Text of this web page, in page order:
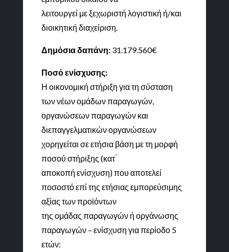
λειτουργεί με ξεχωριστή λογιστική ή/και
διοικητική διαχείριση.
Δημόσια δαπάνη:31.179.560€
Ποσό ενίσχυσης:
Η οικονομική στήριξη για τη σύσταση
των νέων ομάδων παραγωγών,
οργανώσεων παραγωγών και
διεπαγγελματικών οργανώσεων
χορηγείται σε ετήσια βάση με τη μορφή
ποσού στήριξης (κατ ́
αποκοπή ενίσχυση) που αποτελεί
ποσοστό επί της ετήσιας εμπορεύσιμης
αξίας των προϊόντων
της ομάδας παραγωγών ή οργάνωσης
παραγωγών – ενίσχυση για περίοδο 5
ετών: